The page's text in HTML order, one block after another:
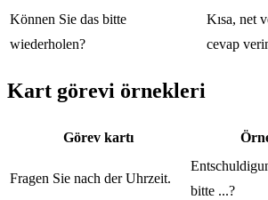
Können Sie das bitte
wiederholen?
Kısa, net
cevap
Kart görevi örnekleri
Görev kartı
Fragen Sie nach der Uhrzeit.
bitte ...?